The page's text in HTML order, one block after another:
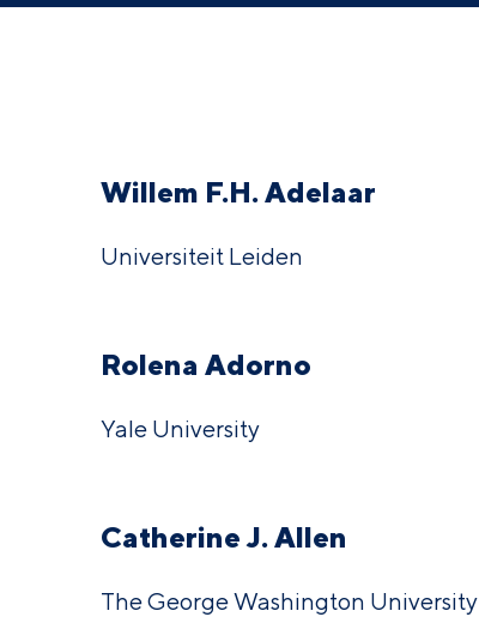
Willem F.H. Adelaar
Universiteit Leiden
Rolena Adorno
Yale University
Catherine J. Allen
The George Washington University